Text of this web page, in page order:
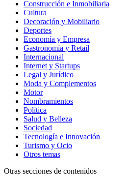
Construcción e Inmobiliaria
Cultura
Decoración y Mobiliario
Deportes
Economía y Empresa
Gastronomía y Retail
Internacional
Internet y Startups
Legal y Jurídico
Moda y Complementos
Motor
Nombramientos
Política
Salud y Belleza
Sociedad
Tecnología e Innovación
Turismo y Ocio
Otros temas
Otras secciones de contenidos